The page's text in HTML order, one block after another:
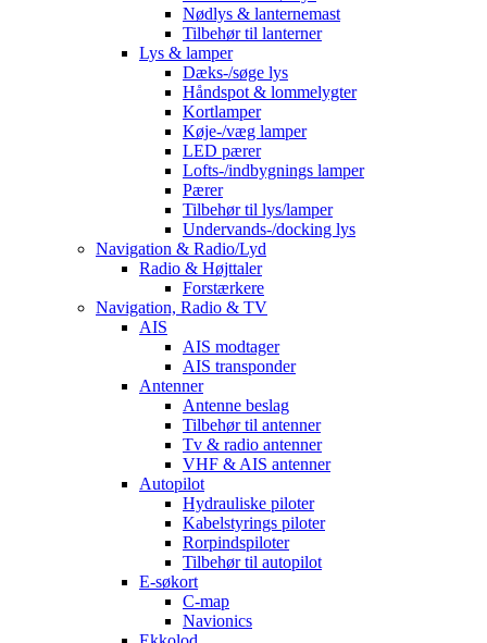
Nødlys & lanternemast
Tilbehør til lanterner
Lys & lamper
Dæks-/søge lys
Håndspot & lommelygter
Kortlamper
Køje-/væg lamper
LED pærer
Lofts-/indbygnings lamper
Pærer
Tilbehør til lys/lamper
Undervands-/docking lys
Navigation & Radio/Lyd
Radio & Højttaler
Forstærkere
Navigation, Radio & TV
AIS
AIS modtager
AIS transponder
Antenner
Antenne beslag
Tilbehør til antenner
Tv & radio antenner
VHF & AIS antenner
Autopilot
Hydrauliske piloter
Kabelstyrings piloter
Rorpindspiloter
Tilbehør til autopilot
E-søkort
C-map
Navionics